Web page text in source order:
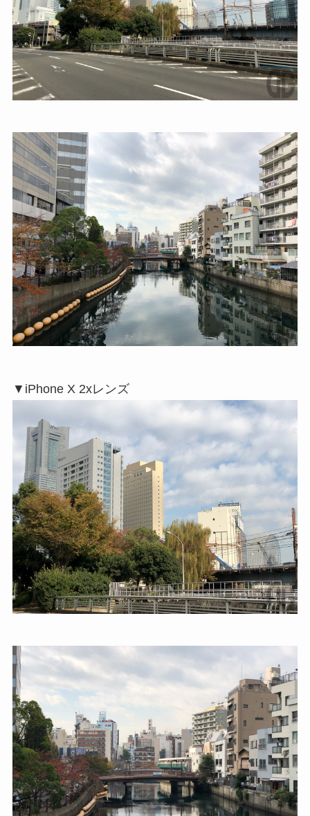
▼iPhone X 2xレンズ